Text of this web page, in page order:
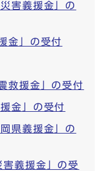
害義援金」の
金」の受付
救援金」の受付
金」の受付
県義援金」の
義援金」の受